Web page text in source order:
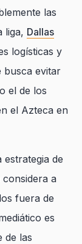
las
liga, Dallas
logísticas y
busca evitar
el de los
el Azteca en
de
a
fuera de
es
de las